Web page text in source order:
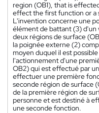
region (OB1), that is
effect the first function or a
L'invention concerne une
élément de battant (3) d'un
deux régions de surface
la poignée externe (2)
moyen duquel il est
l'actionnement d'une
OB2) qui est effectué par
effectuer une première
seconde région de surface
de la première région de
personne et est destiné à
une seconde fonction.